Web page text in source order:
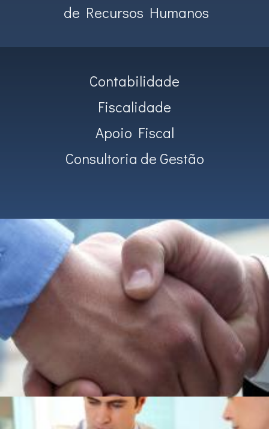
de Recursos Humanos
Contabilidade
Fiscalidade
Apoio Fiscal
Consultoria de Gestão